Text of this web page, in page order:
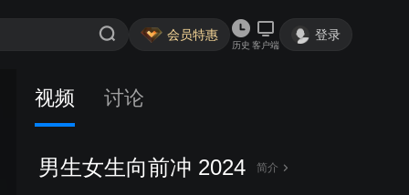
会员特惠
历史 客户端
登录
视频 讨论
男生女生向前冲 2024 简介